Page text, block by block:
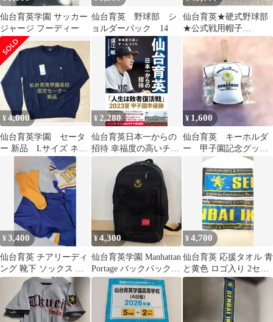
仙台育英学園 サッカー
ジャージ フーディー
仙台育英 野球部 シ
ョルダーバック 14
仙台育英★硬式野球部
★公式戦用帽子
★MIZUNO★甲子園、
キャップ、ユニフォー
¥4,000
仙台育英学園 セータ
ー 新品 Lサイズ ネイ
ビー TVB40IK
¥2,280
仙台育英日本一からの
招待 幸福度の高いチー
ムづくり 須江航(中古)
¥ 1,600
仙台育英 キーホルダ
ー 甲子園記念グッ
ズ 優勝 2022 全国
優勝 甲子園
¥3,400
仙台育英 チアリーディ
ング 靴下 ソックス レ
ディース チア ユニフォ
ームなし
¥4,300
仙台育英学園 Manhattan
Portage バックパック
ブラック
¥4,700
仙台育英 応援タオル 青
と黄色 ロゴ入り 2セッ
ト 新品未使用